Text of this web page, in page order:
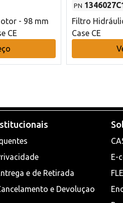
- 98 mm
CE
PN
Filtro
Case CE
e de Retirada
e Devoluçao
E-